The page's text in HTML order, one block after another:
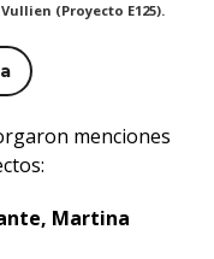
(Proyecto E125).
menciones
Martina